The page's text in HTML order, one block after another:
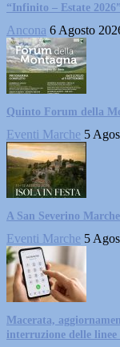
“Infinito – Estate
Ancona 6 Agosto
Quinto Forum della
Eventi Marche 5
A San Severino
Eventi Marche 5
Macerata,
interruzione delle linee